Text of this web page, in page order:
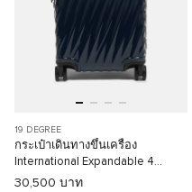
19 DEGREE
กระเป๋าเดินทางขึ้นเครื่อง
International Expandable 4
Wheeled Carry-On
30,500 บาท